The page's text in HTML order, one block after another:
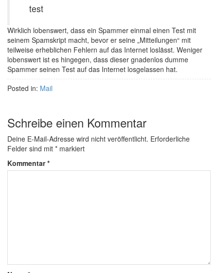
test
Wirklich lobenswert, dass ein Spammer einmal einen Test mit
seinem Spamskript macht, bevor er seine „Mitteilungen“ mit
teilweise erheblichen Fehlern auf das Internet loslässt. Weniger
lobenswert ist es hingegen, dass dieser gnadenlos dumme
Spammer seinen Test auf das Internet losgelassen hat.
Posted in: Mail
Schreibe einen Kommentar
Deine E-Mail-Adresse wird nicht veröffentlicht. Erforderliche
Felder sind mit * markiert
Kommentar*